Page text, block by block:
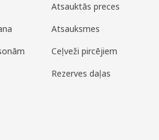
Atsauktās preces
Atsauksmes
Ceļveži pircējiem
Rezerves daļas